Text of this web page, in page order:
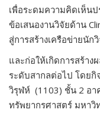
เพื่อระดมความคิดเห็น
ข้อเสนองานวิจัยด้าน
สู่การสร้างเครือข่ายนั
และก่อให้เกิดการสร้า
ระดับสากลต่อไป โดย
วิรุฬห์ (1103) ชั้น 2 อ
ทรัพยากรศาสตร์ มหาวิ